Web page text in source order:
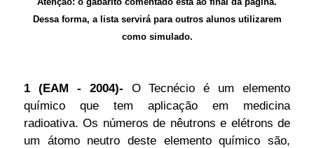
Dessa forma, a lista servirá para outros alunos utilizarem
como simulado.
1 (EAM - 2004)- O Tecnécio é um elemento
químico que tem aplicação em medicina
radioativa. Os números de nêutrons e elétrons de
um átomo neutro deste elemento químico são,